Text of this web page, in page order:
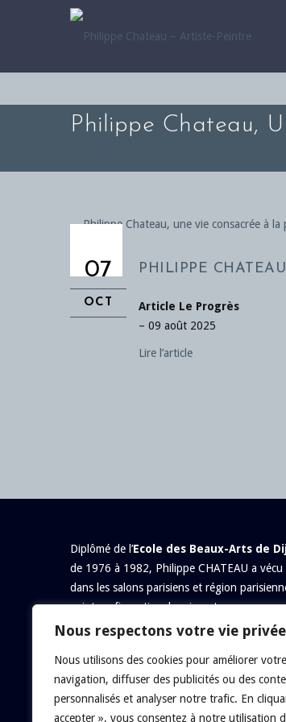
Nous respectons votre vie
Nous utilisons des cookies pour améliorer
navigation, diffuser des publicités ou des
personnalisés et analyser notre trafic. En
accepter », vous consentez à notre utilisation
Philippe Chateau,
07
OCT
PHILIPPE
Article Le Progrès
– 09 août 2025
Lire l’article
Diplômé de l’Ecole des Beaux-Arts de
de 1976 à 1982, Philippe CHATEAU a
dans les salons parisiens et région
peinture figurative depuis ce temps.